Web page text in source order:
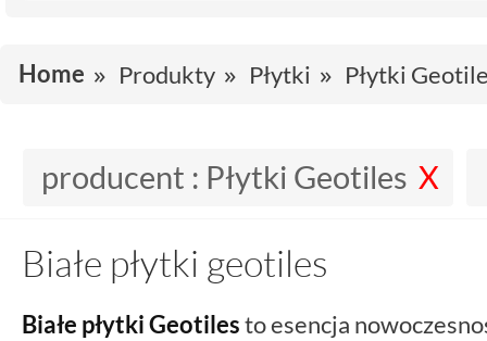
Home Produkty Płytki Płytki
producent : Płytki Geotiles
Białe płytki geotiles
Białe płytki Geotilesto esencja